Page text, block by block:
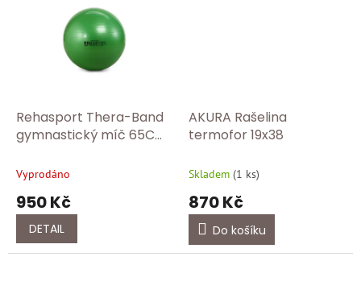
Rehasport Thera-Band
gymnastický míč 65CM
Vyprodáno
950 Kč
DETAIL
AKURA Rašelina
termofor 19x38
Skladem (1 ks)
870 Kč
Do košíku